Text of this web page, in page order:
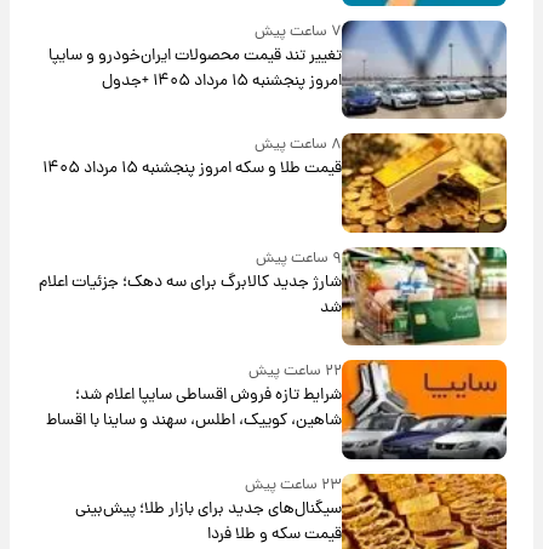
۷ ساعت پیش
تغییر تند قیمت محصولات ایران‌خودرو و سایپا
امروز پنجشنبه ۱۵ مرداد ۱۴۰۵ +جدول
۸ ساعت پیش
قیمت طلا و سکه امروز پنجشنبه ۱۵ مرداد ۱۴۰۵
۹ ساعت پیش
شارژ جدید کالابرگ برای سه دهک؛ جزئیات اعلام
شد
۲۲ ساعت پیش
شرایط تازه فروش اقساطی سایپا اعلام شد؛
شاهین، کوییک، اطلس، سهند و ساینا با اقساط
بلندمدت + جدول
۲۳ ساعت پیش
سیگنال‌های جدید برای بازار طلا؛ پیش‌بینی
قیمت سکه و طلا فردا